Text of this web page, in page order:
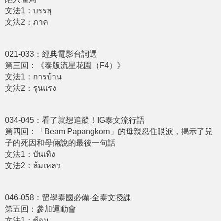
文法1：บรรลุ
文法2：ภาค
021-033：經典電影台詞選
第三回：《泰版流星花園（F4）》
文法1：การบ้าน
文法2：รุนแรง
034-045：看了就想追蹤！IG泰文流行語
第四回：「Beam Papangkorn」的母親忍住眼淚，揭示了兒
子的死因和母倆說的最後一句話
文法1：บันเทิง
文法2：ล้มเหลว
046-058：留學泰國必備-全泰文授課
第五回：參加運動會